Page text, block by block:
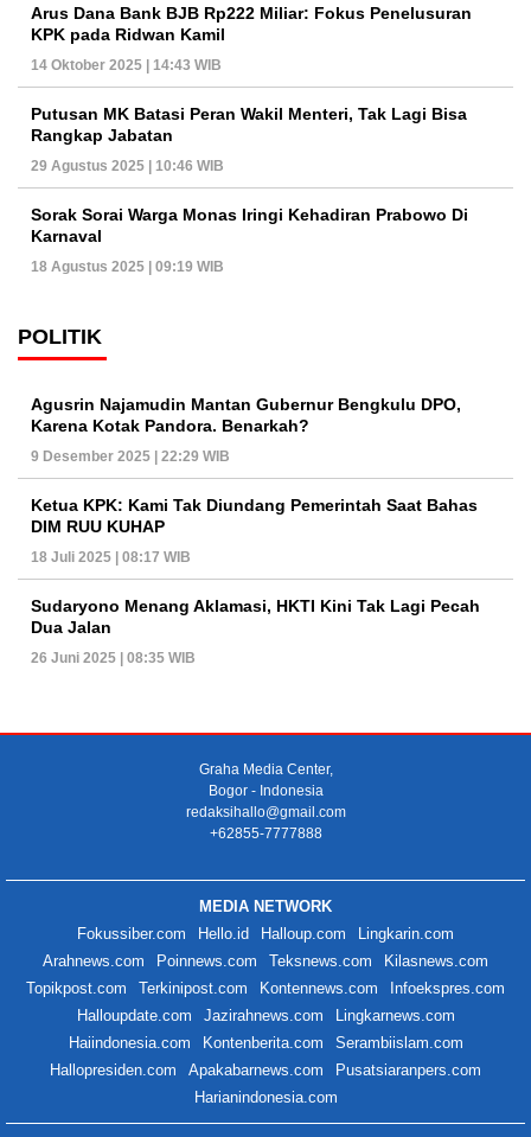
Arus Dana Bank BJB Rp222 Miliar: Fokus Penelusuran
KPK pada Ridwan Kamil
14 Oktober 2025 | 14:43 WIB
Putusan MK Batasi Peran Wakil Menteri, Tak Lagi Bisa
Rangkap Jabatan
29 Agustus 2025 | 10:46 WIB
Sorak Sorai Warga Monas Iringi Kehadiran Prabowo Di
Karnaval
18 Agustus 2025 | 09:19 WIB
POLITIK
Agusrin Najamudin Mantan Gubernur Bengkulu DPO,
Karena Kotak Pandora. Benarkah?
9 Desember 2025 | 22:29 WIB
Ketua KPK: Kami Tak Diundang Pemerintah Saat Bahas
DIM RUU KUHAP
18 Juli 2025 | 08:17 WIB
Sudaryono Menang Aklamasi, HKTI Kini Tak Lagi Pecah
Dua Jalan
26 Juni 2025 | 08:35 WIB
Graha Media Center,
Bogor - Indonesia
redaksihallo@gmail.com
+62855-7777888
MEDIA NETWORK
Fokussiber.com
Hello.id Halloup.com
Lingkarin.com
Arahnews.com
Poinnews.com Teksnews.com
Kilasnews.com
Topikpost.com
Terkinipost.com Kontennews.com
Infoekspres.com
Halloupdate.com
Jazirahnews.com
Lingkarnews.com
Haiindonesia.com
Kontenberita.com
Serambiislam.com
Hallopresiden.com
Apakabarnews.com
Pusatsiaranpers.com
Harianindonesia.com